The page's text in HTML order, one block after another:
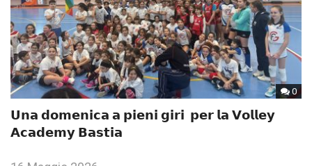
0
𝗨𝗻𝗮 𝗱𝗼𝗺𝗲𝗻𝗶𝗰𝗮 𝗮 𝗽𝗶𝗲𝗻𝗶 𝗴𝗶𝗿𝗶 𝗽𝗲𝗿 𝗹𝗮 𝗩𝗼𝗹𝗹𝗲𝘆
𝗔𝗰𝗮𝗱𝗲𝗺𝘆 𝗕𝗮𝘀𝘁𝗶𝗮